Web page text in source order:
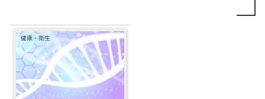
健康・衛生